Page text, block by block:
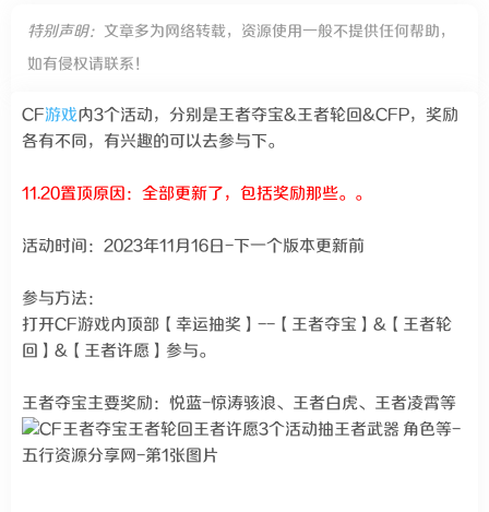
特别声明： 文章多为网络转载，资源使用一般不提供任何帮助，
如有侵权请联系！
CF游戏内3个活动，分别是王者夺宝&王者轮回&CFP，奖励
各有不同，有兴趣的可以去参与下。
11.20置顶原因：全部更新了，包括奖励那些。。
活动时间：2023年11月16日-下一个版本更新前
参与方法：
打开CF游戏内顶部【幸运抽奖】--【王者夺宝】&【王者轮
回】&【王者许愿】参与。
王者夺宝主要奖励：悦蓝-惊涛骇浪、王者白虎、王者凌霄等